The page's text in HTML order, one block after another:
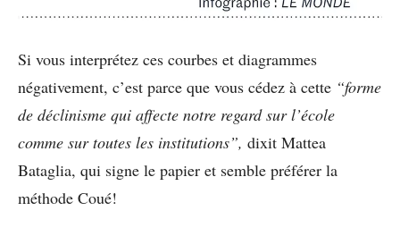
Si vous interprétez ces courbes et diagrammes
négativement, c’est parce que vous cédez à cette “forme
de déclinisme qui affecte notre regard sur l’école
comme sur toutes les institutions”, dixit Mattea
Bataglia, qui signe le papier et semble préférer la
méthode Coué!